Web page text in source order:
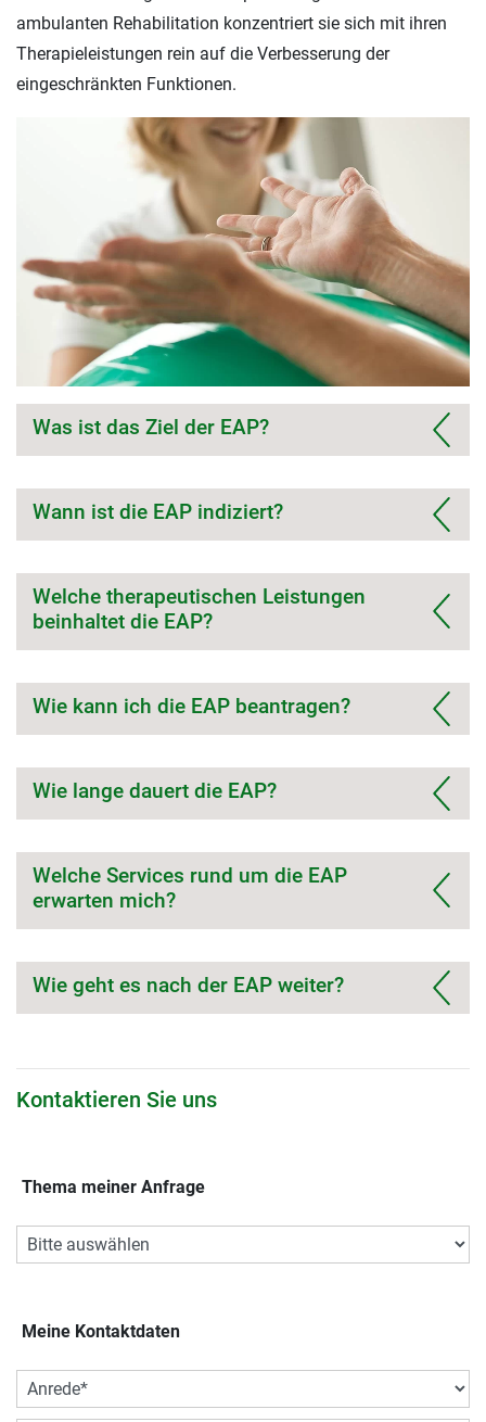
ambulanten Rehabilitation konzentriert sie sich mit ihren
Therapieleistungen rein auf die Verbesserung der
eingeschränkten Funktionen.
Was ist das Ziel der EAP?
Wann ist die EAP indiziert?
Welche therapeutischen Leistungen
beinhaltet die EAP?
Wie kann ich die EAP beantragen?
Wie lange dauert die EAP?
Welche Services rund um die EAP
erwarten mich?
Wie geht es nach der EAP weiter?
Kontaktieren Sie uns
Thema meiner Anfrage
Meine Kontaktdaten